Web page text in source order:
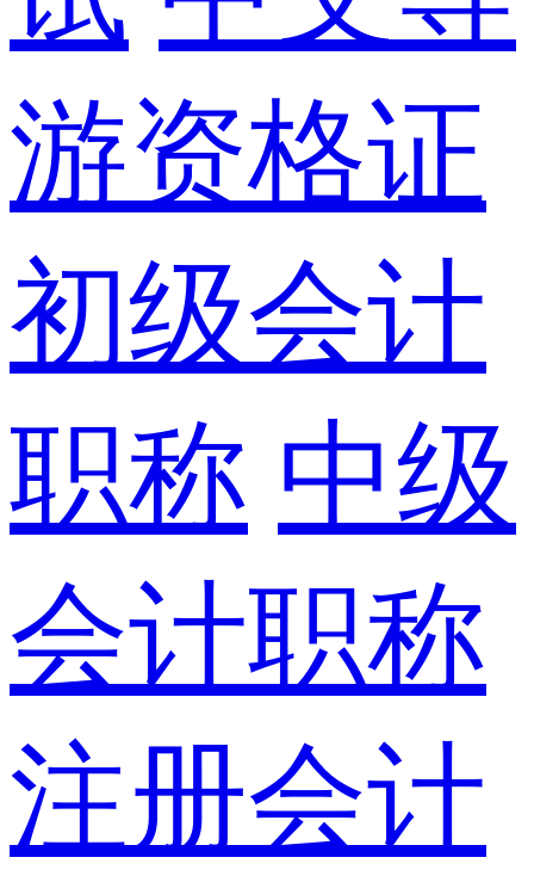
游资格证
初级会计
职称 中级
会计职称
注册会计